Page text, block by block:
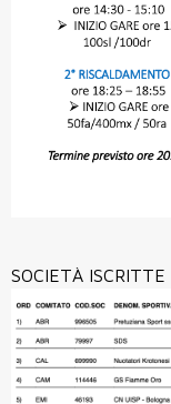
SOCIETÀ ISCRITTE